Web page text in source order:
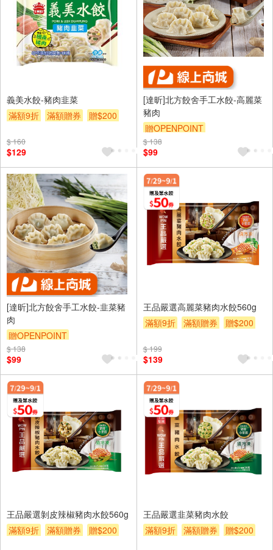
義美水餃-豬肉韭菜
滿額9折
滿額贈券 贈$200
$ 160
$129
[達昕]北方餃舍手工水餃-高麗菜
豬肉
贈OPENPOINT
$ 138
$99
[達昕]北方餃舍手工水餃-韭菜豬
肉
贈OPENPOINT
$ 138
$99
王品嚴選高麗菜豬肉水餃560g
滿額9折
滿額贈券 贈$200
$ 199
$139
王品嚴選剝皮辣椒豬肉水餃560g
滿額9折
滿額贈券 贈$200
王品嚴選韭菜豬肉水餃
滿額9折
滿額贈券 贈$200